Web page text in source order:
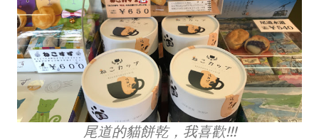
尾道的貓餅乾，我喜歡!!!